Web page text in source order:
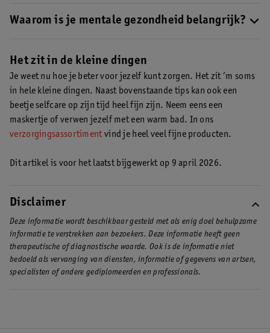
mindfulness.
Lees hier meer over apps voor je gezondheid.
tips om goed voor jezelf te zorgenhelpen je hierbij.
Waarom is je mentale gezondheid belangrijk?
productiever. Ook ben je vaak gelukkiger.
Het zit in de kleine dingen
Je weet nu hoe je beter voor jezelf kunt zorgen. Het zit ‘m soms
in hele kleine dingen. Naast bovenstaande tips kan ook een
beetje selfcare op zijn tijd heel fijn zijn. Neem eens een
maskertje of verwen jezelf met een warm bad. In ons
verzorgingsassortimentvind je heel veel fijne producten.
Dit artikel is voor het laatst bijgewerkt op 9 april 2026.
Disclaimer
Deze informatie wordt beschikbaar gesteld met als enig doel behulpzame
informatie te verstrekken aan bezoekers. Deze informatie heeft geen
therapeutische of diagnostische waarde. Ook is de informatie niet
bedoeld als vervanging van diensten, informatie of gegevens van artsen,
specialisten of andere gediplomeerden en professionals.